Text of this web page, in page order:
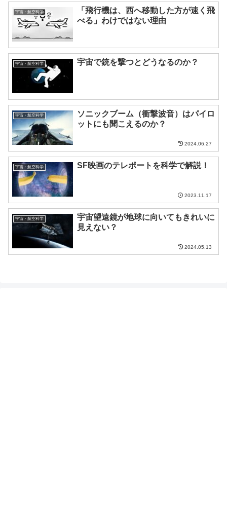
宇宙・航空科学
「飛行機は、西へ移動した方が速く飛
べる」わけではない理由
宇宙・航空科学 宇宙で銃を撃つとどうなるのか？
宇宙・航空科学
ソニックブーム（衝撃波音）はパイロ
ットにも聞こえるのか？
2024.06.27
宇宙・航空科学 SF映画のテレポートを科学で解説！
2023.11.17
宇宙・航空科学
宇宙望遠鏡が地球に向いてもきれいに
見えない？
2024.05.13